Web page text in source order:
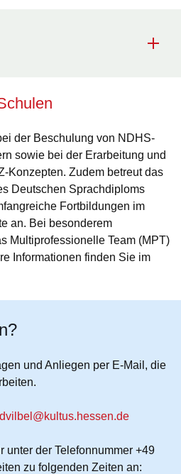
der Beschulung von NDHS-
sowie bei der Erarbeitung und
Konzepten. Zudem betreut das
Deutschen Sprachdiploms
Fortbildungen im
an. Bei besonderem
Multiprofessionelle Team (MPT)
Informationen finden Sie im
und Anliegen per E-Mail , die
unter der Telefonnummer +49
zu folgenden Zeiten an: